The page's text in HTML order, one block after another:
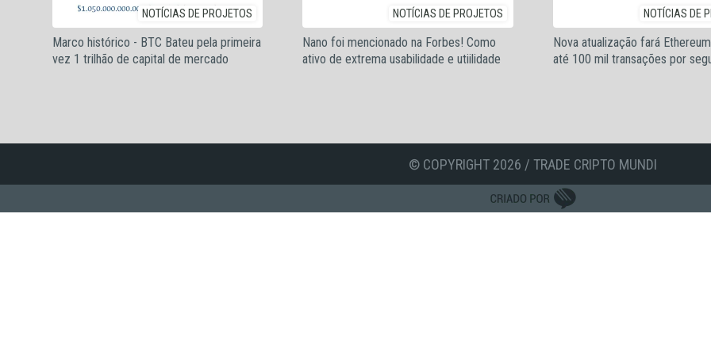
NOTÍCIAS DE PROJETOS
Marco histórico - BTC Bateu pela primeira
vez 1 trilhão de capital de mercado
NOTÍCIAS DE PROJETOS
Nano foi mencionado na Forbes! Como
ativo de extrema usabilidade e utiilidade
NOTÍCIAS DE
Nova atualização fará
até 100 mil transações por
© COPYRIGHT 2026 / TRADE CRIPTO MUNDI